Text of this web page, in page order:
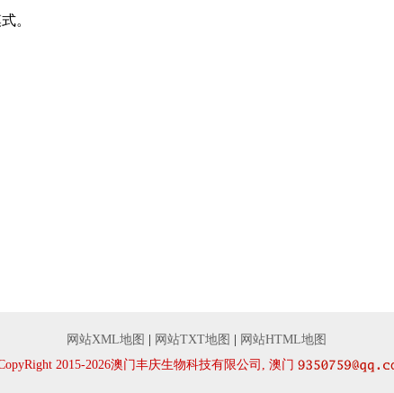
。
网站XML地图 网站TXT地图
网站HTML地图
2015-2026澳门丰庆生物科技有限公司, 澳门